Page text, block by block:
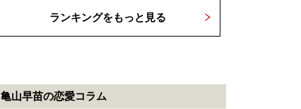
ランキングをもっと見る
亀山早苗の恋愛コラム